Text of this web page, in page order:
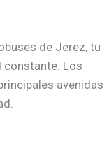
de Jerez, tu
constante. Los
avenidas